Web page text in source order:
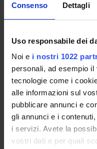
Consenso Dettagli
Uso responsabile dei
Noi e i nostri 1022
personali, ad esempio
tecnologie come i
alle informazioni sul
pubblicare annunci e
gli annunci e i
i servizi. Avete la
vostri dati e per quali
relazione allo spazio, al
-nella relazione con il
Modulo: RIABILITAZIONE
-------
Far acquisire agli studenti
dello sviluppo dei
prensione-
comunicazione) nel
metodologico